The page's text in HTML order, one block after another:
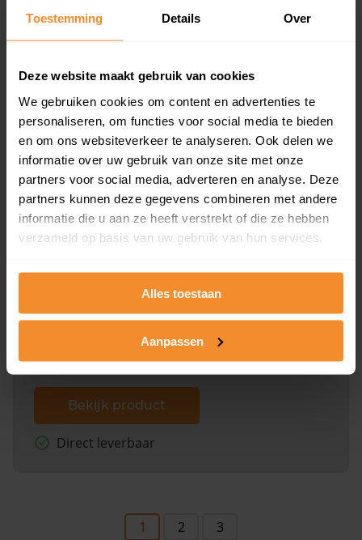
Toestemming Details Over
Deze website maakt gebruik van cookies
We gebruiken cookies om content en advertenties te
personaliseren, om functies voor social media te bieden
en om ons websiteverkeer te analyseren. Ook delen we
informatie over uw gebruik van onze site met onze
partners voor social media, adverteren en analyse. Deze
partners kunnen deze gegevens combineren met andere
informatie die u aan ze heeft verstrekt of die ze hebben
verzameld op basis van uw gebruik van hun services.
Alles toestaan
Aanpassen
en koopdatum) binnen een postcodegebied. Dit
inclusief een jaar lang gratis updates van nieuwe
koopsommen.
Bekijk product
Direct leverbaar
Kadastrale kaart pakket
Een uitgebreid overzicht van het perceel en
dit inclusief de luchtfoto!
Bekijk product
Direct leverbaar
1 2 3